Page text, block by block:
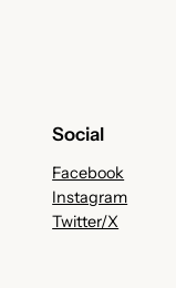
Social
Facebook
Instagram
Twitter/X